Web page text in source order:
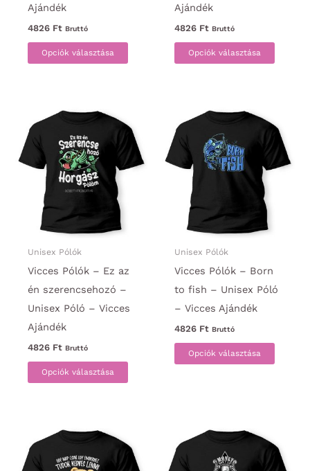
Ajándék
4826 Ft Bruttó
Opciók választása
Ennek
a
variációja
van.
A
termékoldalon
választhatók
Ajándék
4826 Ft Bruttó
Opciók választása
Ennek
a
van.
A
Unisex Pólók
Vicces Pólók – Ez az
én szerencsehozó –
Unisex Póló – Vicces
Ajándék
4826 Ft Bruttó
Opciók választása
Ennek
a
variációja
van.
Unisex Pólók
Vicces Pólók – Born
to fish – Unisex Póló
– Vicces Ajándék
4826 Ft Bruttó
Opciók választása
Ennek
a
van.